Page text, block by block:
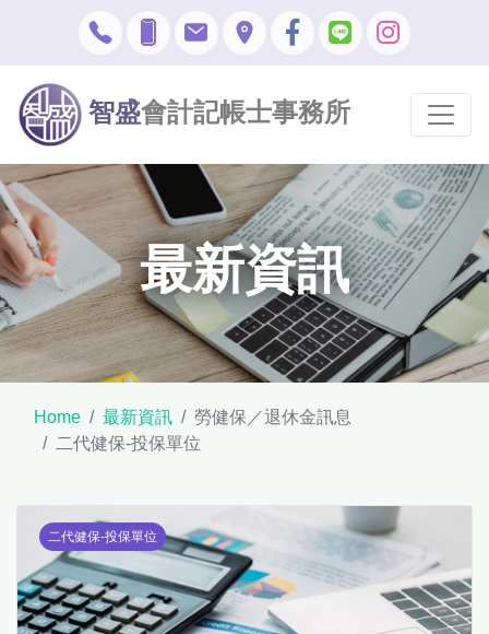
智盛會計記帳士事務所
最新資訊
Home 最新資訊
勞健保／退休金訊息
二代健保-投保單位
二代健保-投保單位